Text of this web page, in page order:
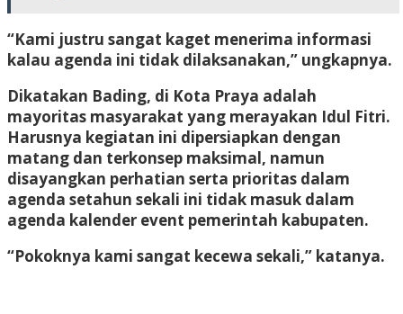
“Kami justru sangat kaget menerima informasi
kalau agenda ini tidak dilaksanakan,” ungkapnya.
Dikatakan Bading, di Kota Praya adalah
mayoritas masyarakat yang merayakan Idul Fitri.
Harusnya kegiatan ini dipersiapkan dengan
matang dan terkonsep maksimal, namun
disayangkan perhatian serta prioritas dalam
agenda setahun sekali ini tidak masuk dalam
agenda kalender event pemerintah kabupaten.
“Pokoknya kami sangat kecewa sekali,” katanya.